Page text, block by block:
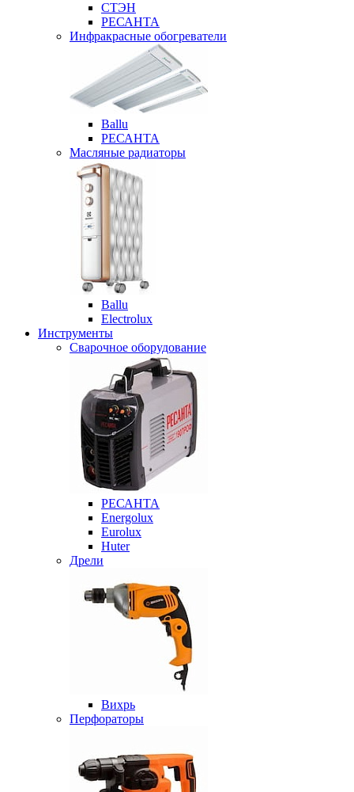
СТЭН
РЕСАНТА
Инфракрасные обогреватели
Ballu
РЕСАНТА
Масляные радиаторы
Ballu
Electrolux
Инструменты
Сварочное оборудование
РЕСАНТА
Energolux
Eurolux
Huter
Дрели
Вихрь
Перфораторы